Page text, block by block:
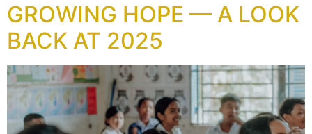
GROWING HOPE — A LOOK
BACK AT 2025